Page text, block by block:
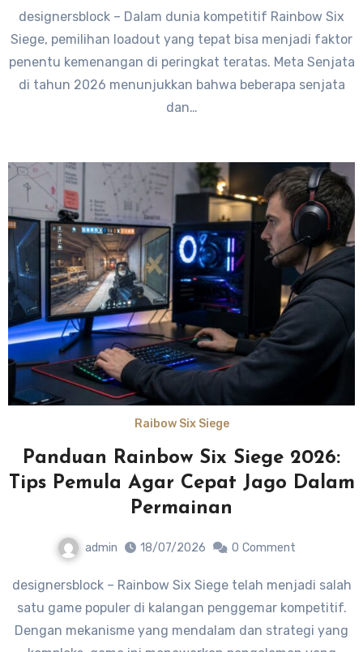
designersblock – Dalam dunia kompetitif Rainbow Six
Siege, pemilihan loadout yang tepat bisa menjadi faktor
penentu kemenangan di peringkat teratas. Meta Senjata
di tahun 2026 menunjukkan bahwa beberapa senjata
dan…
Raibow Six Siege
Panduan Rainbow Six Siege 2026:
Tips Pemula Agar Cepat Jago Dalam
Permainan
admin 18/07/2026 0 Comment
designersblock – Rainbow Six Siege telah menjadi salah
satu game populer di kalangan penggemar kompetitif.
Dengan mekanisme yang mendalam dan strategi yang